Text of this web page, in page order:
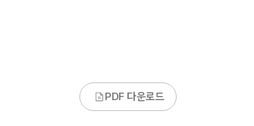
PDF 다운로드